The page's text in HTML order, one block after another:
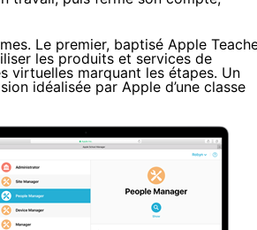
Le premier, baptisé Apple
les produits et services de
virtuelles marquant les étapes. Un
idéalisée par Apple d’une classe